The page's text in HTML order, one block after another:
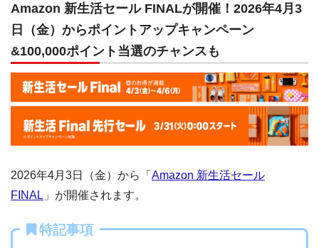
Amazon 新生活セール FINALが開催！2026年4月3
日（金）からポイントアップキャンペーン
&100,000ポイント当選のチャンスも
2026年4月3日（金）から「 Amazon 新生活セール
FINAL 」が開催されます。
特記事項